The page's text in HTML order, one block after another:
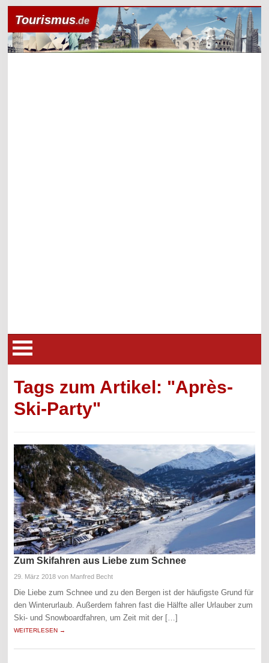
Tourismus.de
Tags zum Artikel: "Après-
Ski-Party"
Zum Skifahren aus Liebe zum Schnee
29. März 2018 von Manfred Becht
Die Liebe zum Schnee und zu den Bergen ist der häufigste Grund für
den Winterurlaub. Außerdem fahren fast die Hälfte aller Urlauber zum
Ski- und Snowboardfahren, um Zeit mit der […]
WEITERLESEN →